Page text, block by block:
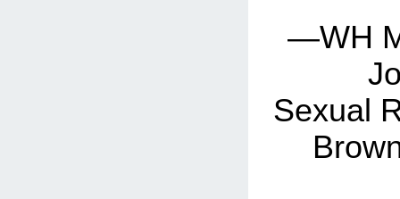
—WH
Sexual